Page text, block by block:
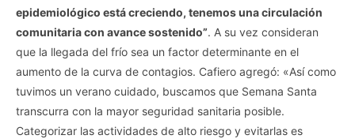
epidemiológico está creciendo, tenemos una circulación
comunitaria con avance sostenido”. A su vez consideran
que la llegada del frío sea un factor determinante en el
aumento de la curva de contagios. Cafiero agregó: «Así como
tuvimos un verano cuidado, buscamos que Semana Santa
transcurra con la mayor seguridad sanitaria posible.
Categorizar las actividades de alto riesgo y evitarlas es